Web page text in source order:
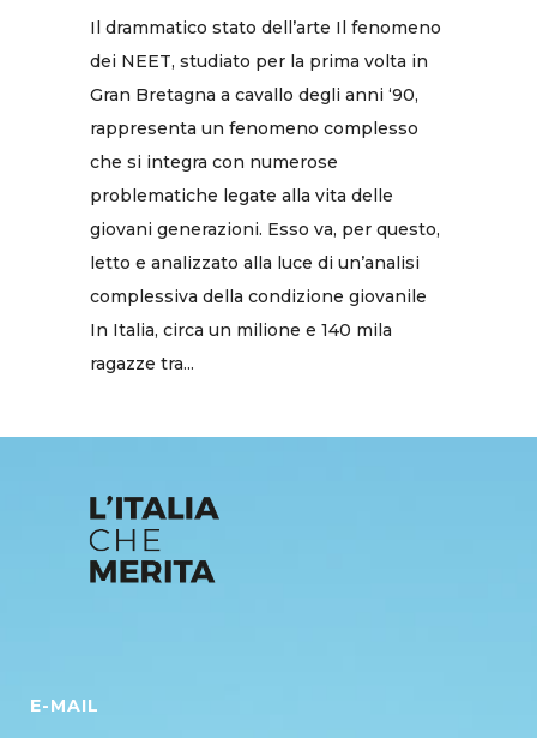
Il drammatico stato dell’arte Il fenomeno
dei NEET, studiato per la prima volta in
Gran Bretagna a cavallo degli anni ‘90,
rappresenta un fenomeno complesso
che si integra con numerose
problematiche legate alla vita delle
giovani generazioni. Esso va, per questo,
letto e analizzato alla luce di un’analisi
complessiva della condizione giovanile
In Italia, circa un milione e 140 mila
ragazze tra...
E-MAIL